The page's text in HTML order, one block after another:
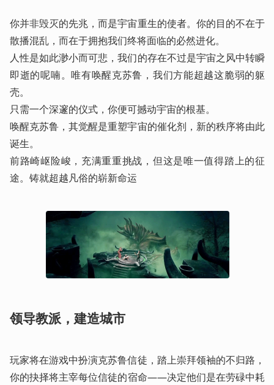
你并非毁灭的先兆，而是宇宙重生的使者。你的目的不在于
散播混乱，而在于拥抱我们终将面临的必然进化。
人性是如此渺小而可悲，我们的存在不过是宇宙之风中转瞬
即逝的呢喃。唯有唤醒克苏鲁，我们方能超越这脆弱的躯
壳。
只需一个深邃的仪式，你便可撼动宇宙的根基。
唤醒克苏鲁，其觉醒是重塑宇宙的催化剂，新的秩序将由此
诞生。
前路崎岖险峻，充满重重挑战，但这是唯一值得踏上的征
途。铸就超越凡俗的崭新命运
领导教派，建造城市
玩家将在游戏中扮演克苏鲁信徒，踏上崇拜领袖的不归路，
你的抉择将主宰每位信徒的宿命——决定他们是在劳碌中耗